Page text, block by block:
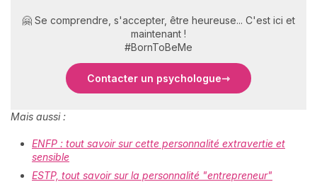
🤗 Se comprendre, s'accepter, être heureuse... C'est ici et
maintenant !
#BornToBeMe
Contacter un psychologue
Mais aussi :
ENFP : tout savoir sur cette personnalité extravertie et
sensible
ESTP, tout savoir sur la personnalité "entrepreneur"